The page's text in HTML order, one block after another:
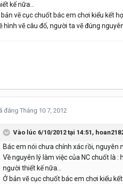
kế nữa...
bản vẽ cục chuốt bác em chơi kiểu kết
hình vẽ câu đố, người ta vẽ đúng
đăng Tháng 10 7, 2012
Vào lúc 6/10/2012 tại 14:51,
Bác em nói chưa chính xác rồi, nguyên
Về nguyên lý làm việc của NC chuốt là
người thiết kế nữa...
Ở bản vẽ cục chuốt bác em chơi kiểu